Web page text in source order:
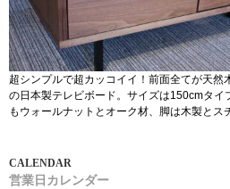
超シンプルで超カッコイイ！前面全てが天然
の日本製テレビボード。サイズは150cmタ
もウォールナットとオーク材、脚は木製とス
営業日カレンダー